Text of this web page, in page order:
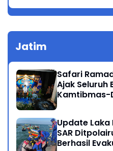
Jatim
Safari
Ajak Seluruh
Kamtibmas-
Update Laka
SAR
Berhasil